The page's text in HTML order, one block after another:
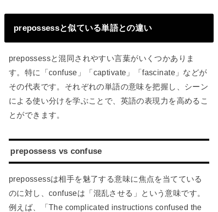
prepossessと似ている単語との違い
prepossessと混同されやすい言葉がいくつかありま
す。特に「confuse」「captivate」「fascinate」などが
その代表です。それぞれの単語の意味を把握し、シーン
による使い分けを学ぶことで、英語の表現力を高めるこ
とができます。
prepossess vs confuse
prepossessは相手を魅了する意味に焦点を当てている
のに対し、confuseは「混乱させる」という意味です。
例えば、「The complicated instructions confused the